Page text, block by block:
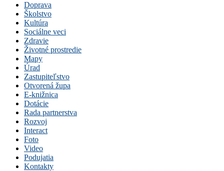
Doprava
Školstvo
Kultúra
Sociálne veci
Zdravie
Životné prostredie
Mapy
Úrad
Zastupiteľstvo
Otvorená župa
E-knižnica
Dotácie
Rada partnerstva
Rozvoj
Interact
Foto
Video
Podujatia
Kontakty